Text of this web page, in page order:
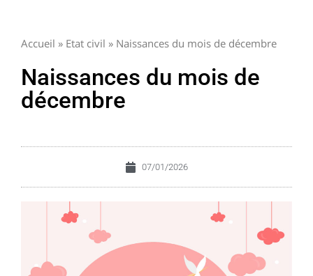
Accueil » Etat civil » Naissances du mois de décembre
Naissances du mois de
décembre
07/01/2026